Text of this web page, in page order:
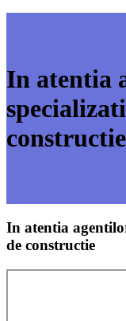
In atentia
constructie
In atentia
de constructie